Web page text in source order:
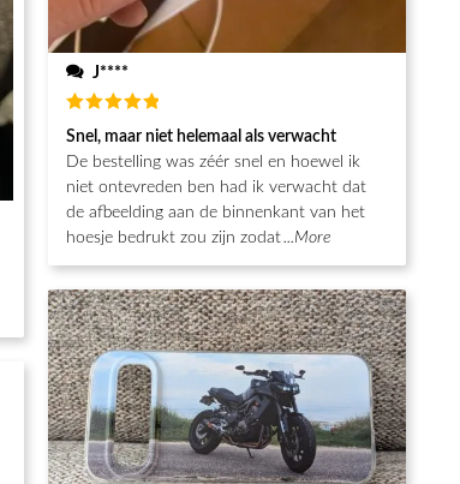
J****
Waardering
5uit 5
Snel, maar niet helemaal als verwacht
De bestelling was zéér snel en hoewel ik
niet ontevreden ben had ik verwacht dat
de afbeelding aan de binnenkant van het
hoesje bedrukt zou zijn zodat...More